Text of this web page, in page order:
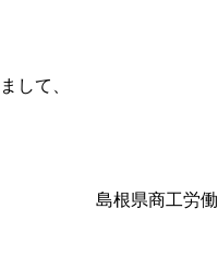
て、
島根県商工労